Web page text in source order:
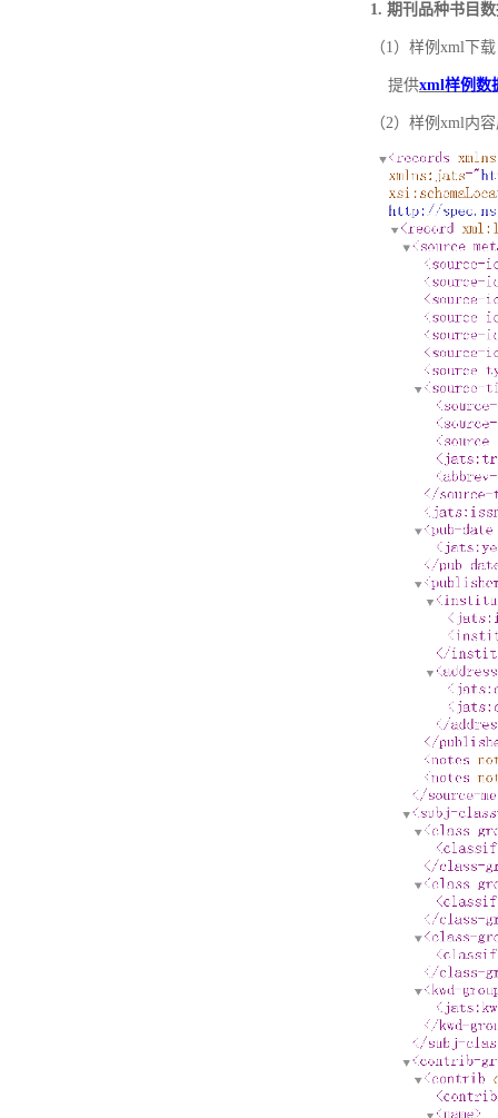
1. 期刊品种书目
（1）样例xml下载
提供xml样例数
（2）样例xml内